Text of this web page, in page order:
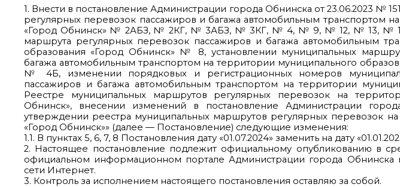
1. Внести в постановление Администрации города Обнинска от 23.06.2023 №
регулярных перевозок пассажиров и багажа автомобильным транспортом
«Город Обнинск» № 2АБЗ, № 2КГ, № 3АБЗ, № 3КГ, № 4, № 9, № 12, № 13, №
маршрута регулярных перевозок пассажиров и багажа автомобильным
образования «Город Обнинск» № 8, установлении муниципальных
багажа автомобильным транспортом на территории муниципального
№ 4Б, изменении порядковых и регистрационных номеров
пассажиров и багажа автомобильным транспортом на территории
Реестре муниципальных маршрутов регулярных перевозок на
Обнинск», внесении изменений в постановление Администрации
утверждении реестра муниципальных маршрутов регулярных перевозок
«Город Обнинск»» (далее — Постановление) следующие изменения:
1.1. В пунктах 5, 6, 7, 8 Постановления дату «01.07.2024» заменить на дату
2. Настоящее постановление подлежит официальному опубликованию в
официальном информационном портале Администрации города
сети Интернет.
3. Контроль за исполнением настоящего постановления оставляю за собой.